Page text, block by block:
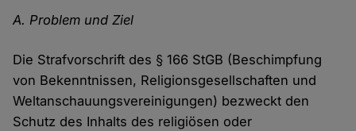
A. Problem und Ziel
Die Strafvorschrift des § 166 StGB (Beschimpfung
von Bekenntnissen, Religionsgesellschaften und
Weltanschauungsvereinigungen) bezweckt den
Schutz des Inhalts des religiösen oder